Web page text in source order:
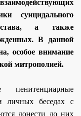
суицидального
а также
В данной
особое внимание
митрополией.
пенитенциарные
личных беседах с
донести до них